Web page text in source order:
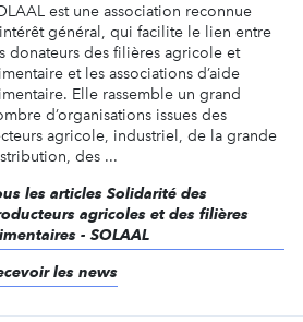
est une association reconnue
général, qui facilite le lien entre
donateurs des filières agricole et
et les associations d’aide
Elle rassemble un grand
d’organisations issues des
agricole, industriel, de la grande
des ...
les articles Solidarité des
agricoles et des filières
- SOLAAL
les news